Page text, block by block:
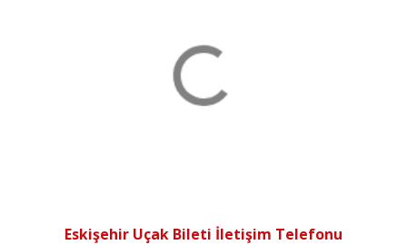
Eskişehir Uçak Bileti İletişim Telefonu